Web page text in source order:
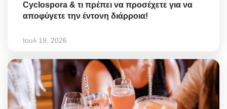
Cyclospora & τι πρέπει να προσέχετε για να
αποφύγετε την έντονη διάρροια!
Ιουλ 19, 2026